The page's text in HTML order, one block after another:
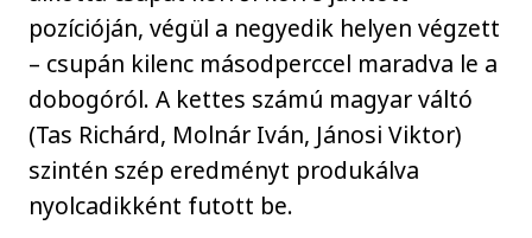
pozícióján, végül a negyedik helyen végzett
– csupán kilenc másodperccel maradva le a
dobogóról. A kettes számú magyar váltó
(Tas Richárd, Molnár Iván, Jánosi Viktor)
szintén szép eredményt produkálva
nyolcadikként futott be.